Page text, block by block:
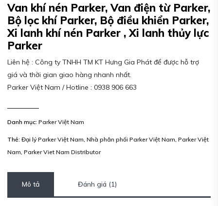
Van khí nén Parker, Van điện từ Parker,
Bộ lọc khí Parker, Bộ điều khiển Parker,
Xi lanh khí nén Parker , Xi lanh thủy lực
Parker
Liên hệ : Công ty TNHH TM KT Hưng Gia Phát để được hỗ trợ
giá và thời gian giao hàng nhanh nhất.
Parker Việt Nam / Hotline : 0938 906 663
Danh mục: Parker Việt Nam
Thẻ: Đại lý Parker Việt Nam Nhà phân phối Parker Việt Nam Parker Việt
Nam Parker Viet Nam Distributor
Mô tả Đánh giá (1)